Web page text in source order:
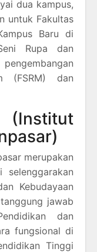
dua kampus,
untuk Fakultas
Baru di
Rupa dan
(FSRM) dan
(Institut
merupakan
Kebudayaan
jawab
dan
fungsional di
Tinggi